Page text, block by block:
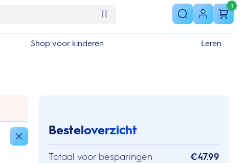
1
Shop voor kinderen Leren
Besteloverzicht
Totaal voor besparingen
€47.99